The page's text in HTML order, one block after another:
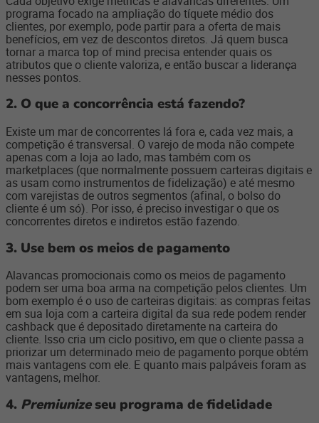
programa focado na ampliação do tíquete médio dos
clientes, por exemplo, pode partir para a oferta de mais
benefícios, em vez de descontos diretos. Já quem busca
tornar a marca top of mind precisa entender quais os
atributos que o cliente valoriza, e então buscar a liderança
nesses pontos.
2. O que a concorrência está fazendo?
Existe um mar de concorrentes lá fora e, cada vez mais, a
competição é transversal. O varejo de moda não compete
apenas com a loja ao lado, mas também com os
marketplaces (que normalmente possuem carteiras digitais e
as usam como instrumentos de fidelização) e até mesmo
com varejistas de outros segmentos (afinal, o bolso do
cliente é um só). Por isso, é preciso investigar o que os
concorrentes diretos e indiretos estão fazendo.
3. Use bem os meios de pagamento
Alavancas promocionais como os meios de pagamento
podem ser uma boa arma na competição pelos clientes. Um
bom exemplo é o uso de carteiras digitais: as compras feitas
em sua loja com a carteira digital da sua rede podem render
cashback que é depositado diretamente na carteira do
cliente. Isso cria um ciclo positivo, em que o cliente passa a
priorizar um determinado meio de pagamento porque obtém
mais vantagens com ele. E quanto mais palpáveis foram as
vantagens, melhor.
4. Premiunizeseu programa de fidelidade